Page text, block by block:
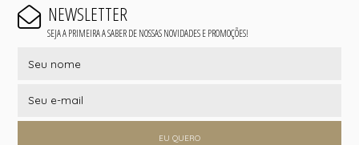
NEWSLETTER
SEJA A PRIMEIRA A SABER DE NOSSAS NOVIDADES E PROMOÇÕES!
EU QUERO